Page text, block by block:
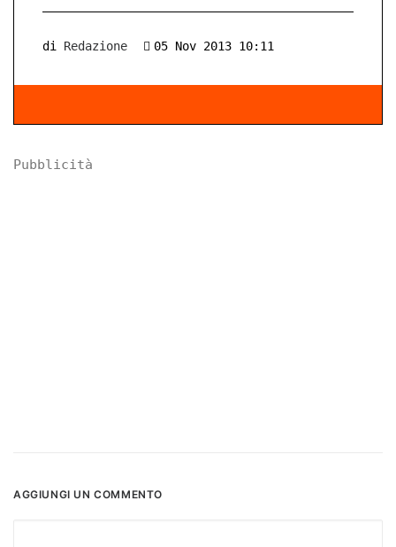
di Redazione 05 Nov 2013 10:11
Pubblicità
AGGIUNGI UN COMMENTO